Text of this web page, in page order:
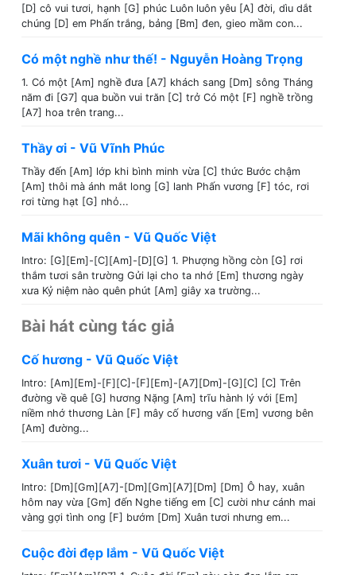
[D] cô vui tươi, hạnh [G] phúc Luôn luôn yêu [A] đời, dìu dắt
chúng [D] em Phấn trắng, bảng [Bm] đen, gieo mầm con...
Có một nghề như thế! - Nguyễn Hoàng Trọng
1. Có một [Am] nghề đưa [A7] khách sang [Dm] sông Tháng
năm đi [G7] qua buồn vui trăn [C] trở Có một [F] nghề trồng
[A7] hoa trên trang...
Thầy ơi - Vũ Vĩnh Phúc
Thầy đến [Am] lớp khi bình minh vừa [C] thức Bước chậm
[Am] thôi mà ánh mắt long [G] lanh Phấn vương [F] tóc, rơi
rơi từng hạt [G] nhỏ...
Mãi không quên - Vũ Quốc Việt
Intro: [G][Em]-[C][Am]-[D][G] 1. Phượng hồng còn [G] rơi
thắm tươi sân trường Gửi lại cho ta nhớ [Em] thương ngày
xưa Kỷ niệm nào quên phút [Am] giây xa trường...
Bài hát cùng tác giả
Cố hương - Vũ Quốc Việt
Intro: [Am][Em]-[F][C]-[F][Em]-[A7][Dm]-[G][C] [C] Trên
đường về quê [G] hương Nặng [Am] trĩu hành lý với [Em]
niềm nhớ thương Làn [F] mây cố hương vấn [Em] vương bên
[Am] đường...
Xuân tươi - Vũ Quốc Việt
Intro: [Dm][Gm][A7]-[Dm][Gm][A7][Dm] [Dm] Ô hay, xuân
hôm nay vừa [Gm] đến Nghe tiếng em [C] cười như cánh mai
vàng gợi tình ong [F] bướm [Dm] Xuân tươi nhưng em...
Cuộc đời đẹp lắm - Vũ Quốc Việt